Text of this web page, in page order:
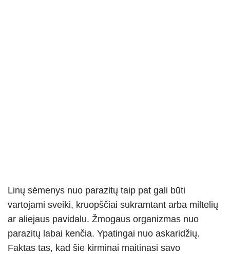
Linų sėmenys nuo parazitų taip pat gali būti
vartojami sveiki, kruopščiai sukramtant arba miltelių
ar aliejaus pavidalu. Žmogaus organizmas nuo
parazitų labai kenčia. Ypatingai nuo askaridžių.
Faktas tas, kad šie kirminai maitinasi savo